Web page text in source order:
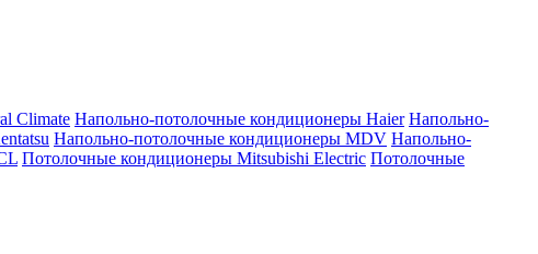
Climate Напольно-потолочные кондиционеры Haier Напольно-
Напольно-потолочные кондиционеры MDV Напольно-
Потолочные кондиционеры Mitsubishi Electric Потолочные